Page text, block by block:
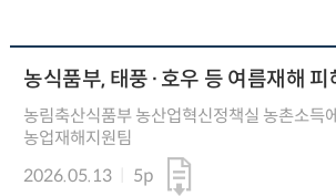
농식품부, 태풍·호우 등 여름재해
농림축산식품부 농산업혁신정책실 농촌소득
농업재해지원팀
2026.05.13
5p